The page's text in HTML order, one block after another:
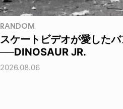
RANDOM
スケートビデオが愛した
──DINOSAUR JR.
2026.08.06